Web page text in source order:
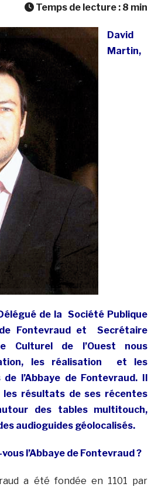
Temps de lecture : 8 min
David
Martin,
de la Société Publique
de Fontevraud et Secrétaire
Culturel de l’Ouest nous
les réalisation et les
l’Abbaye de Fontevraud. Il
les résultats de ses récentes
des tables multitouch,
audioguides géolocalisés.
l’Abbaye de Fontevraud ?
a été fondée en 1101 par